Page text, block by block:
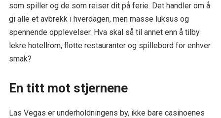
som spiller og de som reiser dit på ferie. Det handler om å
gi alle et avbrekk i hverdagen, men masse luksus og
spennende opplevelser. Hva skal så til annet enn å tilby
lekre hotellrom, flotte restauranter og spillebord for enhver
smak?
En titt mot stjernene
Las Vegas er underholdningens by, ikke bare casinoenes